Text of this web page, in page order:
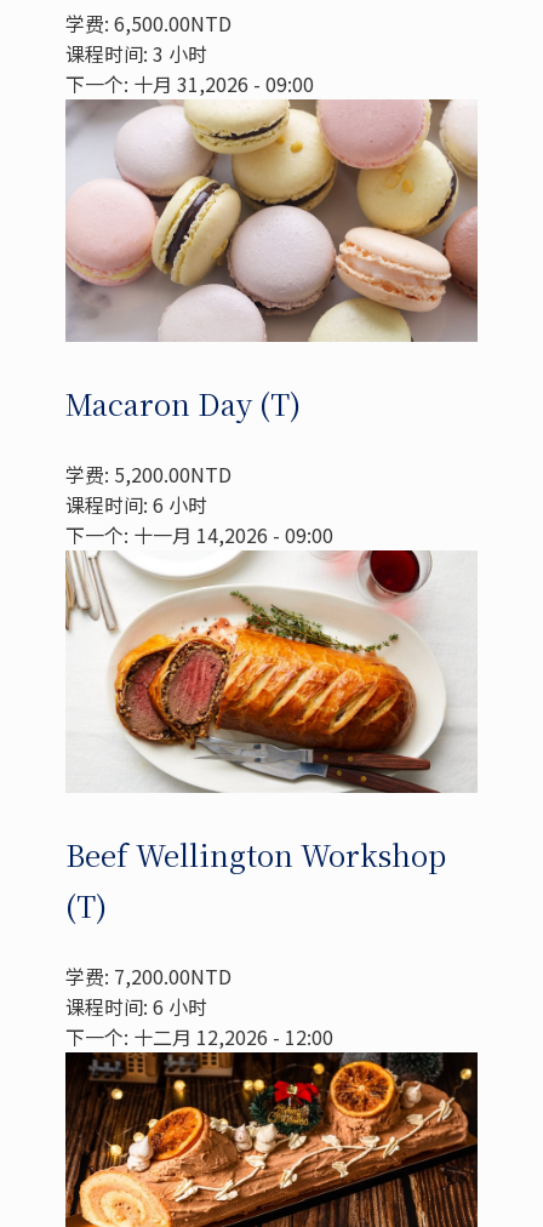
学费: 6,500.00NTD
课程时间: 3 小时
下一个: 十月 31,2026 - 09:00
Macaron Day (T)
学费: 5,200.00NTD
课程时间: 6 小时
下一个: 十一月 14,2026 - 09:00
Beef Wellington Workshop
(T)
学费: 7,200.00NTD
课程时间: 6 小时
下一个: 十二月 12,2026 - 12:00